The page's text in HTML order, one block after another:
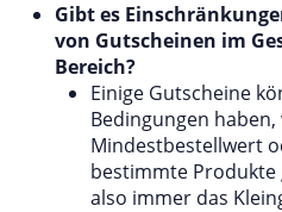
Gibt es
von Gutscheinen im
Bereich?
Einige Gutscheine
Bedingungen haben,
Mindestbestellwert
bestimmte Produkte
also immer das